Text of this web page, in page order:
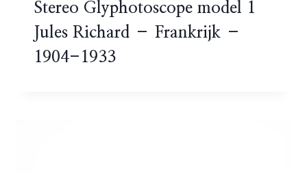
Stereo Glyphotoscope model 1
Jules Richard – Frankrijk –
1904-1933